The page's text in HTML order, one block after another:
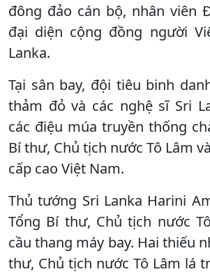
đông đảo cán bộ, nhân viên
đại diện cộng đồng người
Lanka.
Tại sân bay, đội tiêu binh
thảm đỏ và các nghệ sĩ Sri
các điệu múa truyền thống
Bí thư, Chủ tịch nước Tô Lâm
cấp cao Việt Nam.
Thủ tướng Sri Lanka Harini
Tổng Bí thư, Chủ tịch nước
cầu thang máy bay. Hai thiếu
thư, Chủ tịch nước Tô Lâm lá